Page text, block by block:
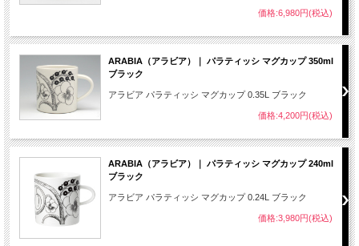
価格:6,980円(税込)
ARABIA（アラビア）｜ パラティッシ マグカップ 350ml
ブラック
アラビア パラティッシ マグカップ 0.35L ブラック
価格:4,200円(税込)
ARABIA（アラビア）｜ パラティッシ マグカップ 240ml
ブラック
アラビア パラティッシ マグカップ 0.24L ブラック
価格:3,980円(税込)